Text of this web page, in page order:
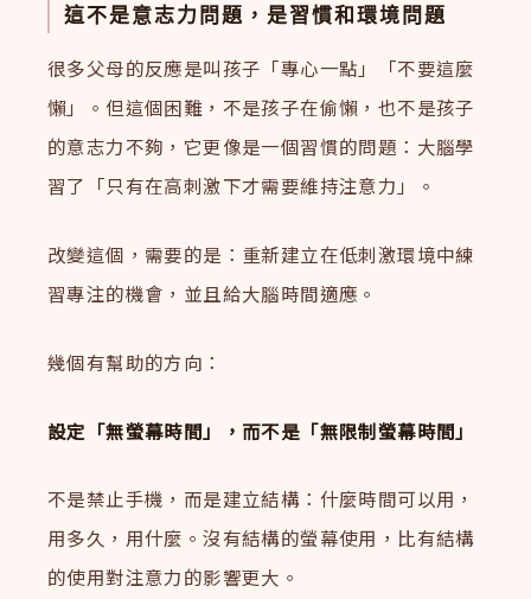
這不是意志力問題，是習慣和環境問題
很多父母的反應是叫孩子「專心一點」「不要這麼
懶」。但這個困難，不是孩子在偷懶，也不是孩子
的意志力不夠，它更像是一個習慣的問題：大腦學
習了「只有在高刺激下才需要維持注意力」。
改變這個，需要的是：重新建立在低刺激環境中練
習專注的機會，並且給大腦時間適應。
幾個有幫助的方向：
設定「無螢幕時間」，而不是「無限制螢幕時間」
不是禁止手機，而是建立結構：什麼時間可以用，
用多久，用什麼。沒有結構的螢幕使用，比有結構
的使用對注意力的影響更大。